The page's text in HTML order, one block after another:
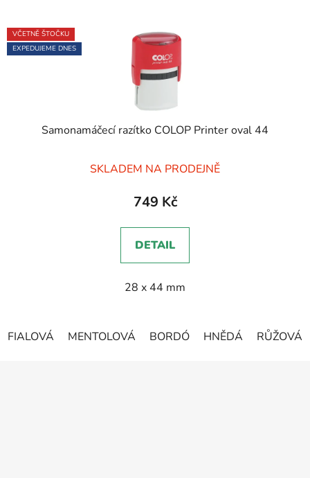
VČETNĚ ŠTOČKU
EXPEDUJEME DNES
Samonamáčecí razítko COLOP Printer oval 44
hodnocení
produktu
5,0
z
hvězdiček.
SKLADEM NA PRODEJNĚ
749 Kč
DETAIL
28 x 44 mm
FIALOVÁ MENTOLOVÁ BORDÓ HNĚDÁ RŮŽOVÁ